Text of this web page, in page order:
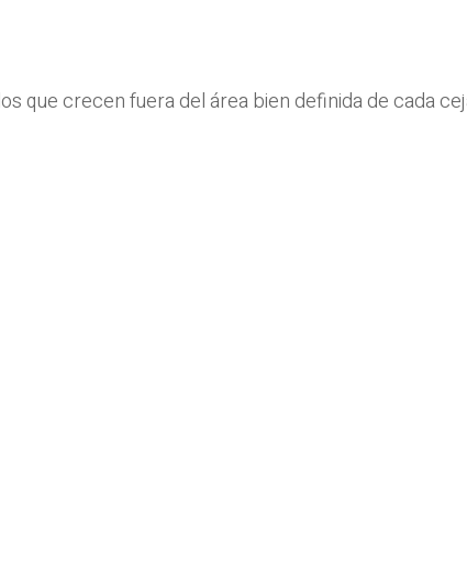
que crecen fuera del área bien definida de cada